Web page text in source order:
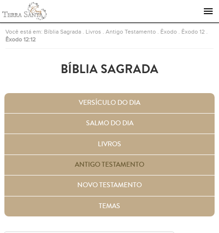
Ir para a página inicial
Você está em: Bíblia Sagrada Livros .Antigo Testamento Êxodo Êxodo 12
Êxodo 12:12
BÍBLIA SAGRADA
VERSÍCULO DO DIA
SALMO DO DIA
LIVROS
ANTIGO TESTAMENTO
NOVO TESTAMENTO
TEMAS